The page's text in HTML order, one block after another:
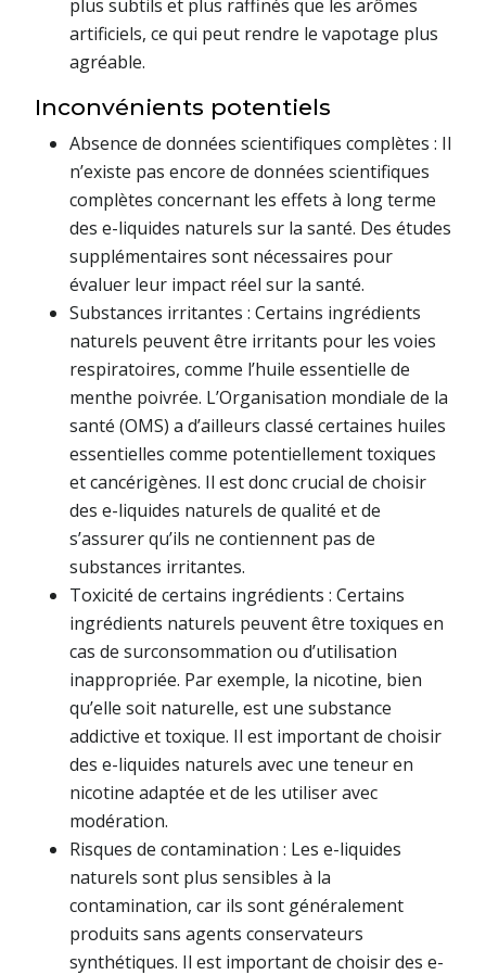
plus subtils et plus raffinés que les arômes
artificiels, ce qui peut rendre le vapotage plus
agréable.
Inconvénients potentiels
Absence de données scientifiques complètes : Il
n’existe pas encore de données scientifiques
complètes concernant les effets à long terme
des e-liquides naturels sur la santé. Des études
supplémentaires sont nécessaires pour
évaluer leur impact réel sur la santé.
Substances irritantes : Certains ingrédients
naturels peuvent être irritants pour les voies
respiratoires, comme l’huile essentielle de
menthe poivrée. L’Organisation mondiale de la
santé (OMS) a d’ailleurs classé certaines huiles
essentielles comme potentiellement toxiques
et cancérigènes. Il est donc crucial de choisir
des e-liquides naturels de qualité et de
s’assurer qu’ils ne contiennent pas de
substances irritantes.
Toxicité de certains ingrédients : Certains
ingrédients naturels peuvent être toxiques en
cas de surconsommation ou d’utilisation
inappropriée. Par exemple, la nicotine, bien
qu’elle soit naturelle, est une substance
addictive et toxique. Il est important de choisir
des e-liquides naturels avec une teneur en
nicotine adaptée et de les utiliser avec
modération.
Risques de contamination : Les e-liquides
naturels sont plus sensibles à la
contamination, car ils sont généralement
produits sans agents conservateurs
synthétiques. Il est important de choisir des e-